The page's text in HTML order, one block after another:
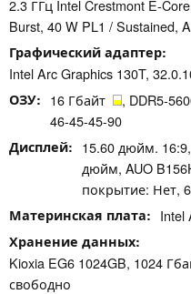
2.3 ГГц Intel Crestmont E-
Burst, 40 W PL1 / Sustained,
Графический адаптер
Intel Arc Graphics 130T,
ОЗУ 16 Гбайт
, DDR5-
46-45-45-90
Дисплей
15.60 дюйм.
дюйм, AUO
покрытие: Нет,
Материнская плата Intel
Хранение данных
Kioxia EG6 1024GB, 1024
свободно